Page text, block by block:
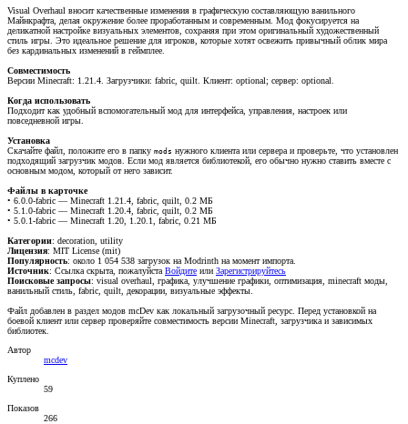
Visual Overhaul вносит качественные изменения в графическую составляющую ванильного
Майнкрафта, делая окружение более проработанным и современным. Мод фокусируется на
деликатной настройке визуальных элементов, сохраняя при этом оригинальный художественный
стиль игры. Это идеальное решение для игроков, которые хотят освежить привычный облик мира
без кардинальных изменений в геймплее.
Совместимость
Версии Minecraft: 1.21.4. Загрузчики: fabric, quilt. Клиент: optional; сервер: optional.
Когда использовать
Подходит как удобный вспомогательный мод для интерфейса, управления, настроек или
повседневной игры.
Установка
Скачайте файл, положите его в папку mods нужного клиента или сервера и проверьте, что установлен
подходящий загрузчик модов. Если мод является библиотекой, его обычно нужно ставить вместе с
основным модом, который от него зависит.
Файлы в карточке
• 6.0.0-fabric — Minecraft 1.21.4, fabric, quilt, 0.2 МБ
• 5.1.0-fabric — Minecraft 1.20.4, fabric, quilt, 0.2 МБ
• 5.0.1-fabric — Minecraft 1.20, 1.20.1, fabric, 0.21 МБ
Категории: decoration, utility
Лицензия: MIT License (mit)
Популярность: около 1 054 538 загрузок на Modrinth на момент импорта.
Источник: Ссылка скрыта, пожалуйста Войдите или Зарегистрируйтесь
Поисковые запросы: visual overhaul, графика, улучшение графики, оптимизация, minecraft моды,
ванильный стиль, fabric, quilt, декорации, визуальные эффекты.
Файл добавлен в раздел модов mcDev как локальный загрузочный ресурс. Перед установкой на
боевой клиент или сервер проверяйте совместимость версии Minecraft, загрузчика и зависимых
библиотек.
Автор
mcdev
Куплено
59
Показов
266